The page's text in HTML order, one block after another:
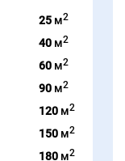
25 м2
40 м2
60 м2
90 м2
120 м2
150 м2
180 м2